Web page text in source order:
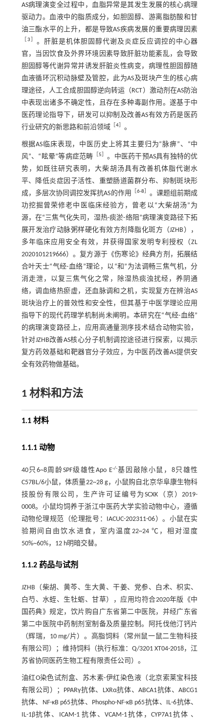
AS病理演变全过程中，血脂异常是其发生发展的核心病理
驱动力。血液中的脂质成分，如胆固醇、游离脂肪酸和甘
油三酯水平的上升，都是导致AS疾病发展的重要病理因素
3
。肝脏是机体胆固醇代谢及炎症反应调控的中心器
官，当因饮食及外界环境因素导致肝脏功能紊乱，会导致
胆固醇等代谢异常并诱发肝脏炎性病变，病理性胆固醇随
血液循环沉积动脉壁及管腔，此为AS及斑块产生的核心病
理途径，人工合成胆固醇逆向转运（RCT）激动剂在AS防治
中表现出诸多不确定性，且存在多种毒副作用。遂基于中
医药理论指导下，研发可以抑制及改善AS有效方药是医药
行业研究的新思路和前沿领域［ 4］ 。
根据AS临床表现，中医历史上将其主要归为“脉痹”、“中
风”、“眩晕”等病症范畴
5
。中医药干预AS具有独特的优
势，如既往研究表明，大柴胡汤具有改善机体脂代谢水
平、降低炎症因子活性、重塑肠道菌群分布、抑制斑块形
成，多层次协同调控发挥抗AS的作用
6-8
。课题组前期成
功挖掘曾荣修老中医临床经验方，曾老以“大柴胡汤”为
源，在“三焦气化失司，湿热-痰淤-络阻”病理演变路径下拓
展开发治疗动脉粥样硬化有效方剂降脂化斑方（JZHB），
多年临床应用安全有效，并获得国家发明专利授权（ZL
2020101219666）。复方源于《伤寒论》经典方剂，拓展结
合叶天士“气经-血络”理论，以“和”为法调畅三焦气机，分
消走泄，以复三焦气化之常，除湿热痰浊扰经，养阴通
络，调血络热瘀虚，还血脉调和之机，实现复方在辨治AS
斑块治疗上的普效性和安全性，但其基于中医学理论应用
指导下的现代药理学机制尚未阐明。本研究在“气经-血络”
的病理演变路径上，应用高通量测序技术结合动物实验，
针对JZHB改善AS核心分子机制调控途径进行探索，以揭示
复方药效基础和靶器官分子效应，为中医药改善AS提供安
全有效药物做基础。
1 材料和方法
1.1 材料
1.1.1 动物
40只6~8周龄SPF级雄性Apo E-/-基因敲除小鼠，8只雄性
C57BL/6小鼠，体质量22~28 g，小鼠购自北京华阜康生物科
技股份有限公司，生产许可证编号为SCXK（京）2019-
0008。小鼠均饲养于浙江中医药大学实验动物中心，遵循
动物伦理规范（伦理批号：IACUC-202311-06）。小鼠在实
验期间自由饮水进食，室内温度22~24 ℃，相对湿度
50%~60%，12 h明暗交替。
1.1.2 药品与试剂
JZHB（柴胡、黄芩、生大黄、干姜、党参、白术、枳实、
白芍、水蛭、生牡蛎、甘草），应用均符合2020年版《中
国药典》规定，饮片购自广东省第二中医院，并经广东省
第二中医院中药制剂室制备及质量控制。阿托伐他汀钙片
（辉瑞，10 mg/片）。高脂饲料（常州鼠一鼠二生物科技
有限公司）；维持饲料（执行标准：Q/3201 XT04-2018，江
苏省协同医药生物工程有限责任公司）。
油红O染色试剂盒、苏木素-伊红染色液（北京索莱宝科技
有限公司）；PPARγ抗体、LXRα抗体、ABCA1抗体、ABCG1
抗体、NF-κB p65抗体、Phospho-NF-κB p65抗体、IL-6抗体、
IL-1β抗体、ICAM-1 抗体、VCAM-1抗体，CYP7A1抗体 、